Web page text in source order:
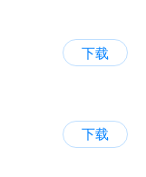
下载
下载